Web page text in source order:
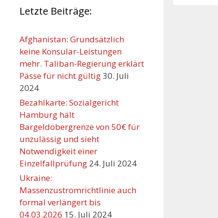
Letzte Beiträge:
Afghanistan: Grundsätzlich
keine Konsular-Leistungen
mehr. Taliban-Regierung erklärt
Pässe für nicht gültig30. Juli
2024
Bezahlkarte: Sozialgericht
Hamburg hält
Bargeldobergrenze von 50€ für
unzulässig und sieht
Notwendigkeit einer
Einzelfallprüfung 24. Juli 2024
Ukraine:
Massenzustromrichtlinie auch
formal verlängert bis
04.03.2026 15. Juli 2024